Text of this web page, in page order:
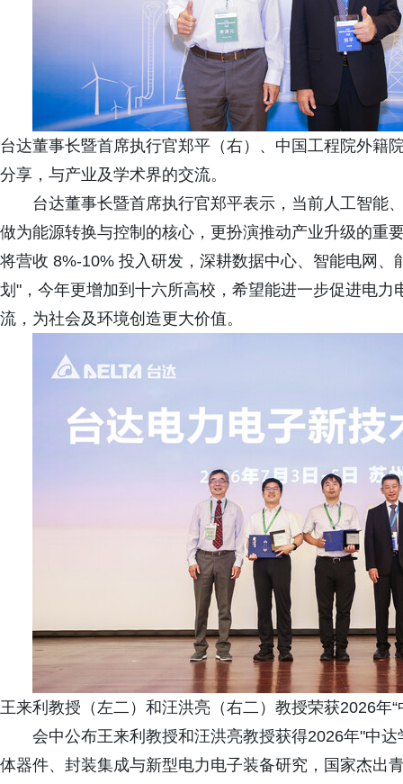
台达董事长暨首席执行官郑平（右）、中国工程院外籍
分享，与产业及学术界的交流。
台达董事长暨首席执行官郑平表示，当前人工智能
做为能源转换与控制的核心，更扮演推动产业升级的重
将营收 8%‑10% 投入研发，深耕数据中心、智能电网
划"，今年更增加到十六所高校，希望能进一步促进电
流，为社会及环境创造更大价值。
王来利教授（左二）和汪洪亮（右二）教授荣获2026年“
会中公布王来利教授和汪洪亮教授获得2026年"中
体器件、封装集成与新型电力电子装备研究，国家杰出